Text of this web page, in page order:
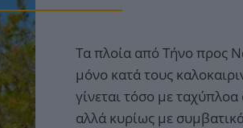
Τα πλοία από Τήνο προς
μόνο κατά τους
γίνεται τόσο με
αλλά κυρίως με